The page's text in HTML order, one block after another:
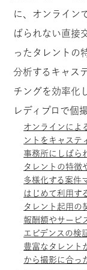
に、オンライン
ばられない直接
ったタレントの
分析するキャス
チングを効率化
レディプロで個
オンラインによ
ントをキャステ
事務所にしばら
タレントの特徴
多様化する案件
はじめて利用す
タレント起用の
報酬額やサービ
エビデンスの検
豊富なタレント
から撮影に合っ